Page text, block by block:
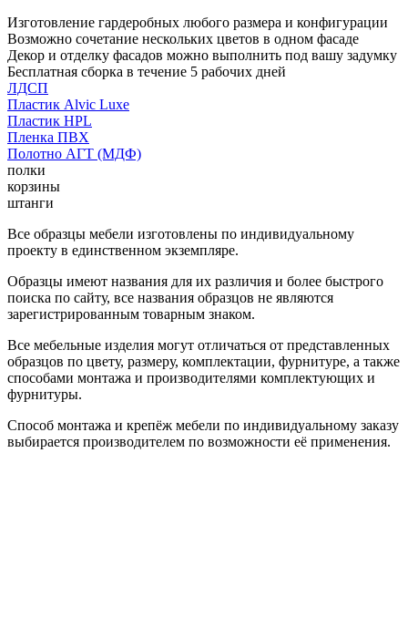
Изготовление гардеробных любого размера и конфигурации
Возможно сочетание нескольких цветов в одном фасаде
Декор и отделку фасадов можно выполнить под вашу задумку
Бесплатная сборка в течение 5 рабочих дней
ЛДСП
Пластик Alvic Luxe
Пластик HPL
Пленка ПВХ
Полотно АГТ (МДФ)
полки
корзины
штанги
Все образцы мебели изготовлены по индивидуальному
проекту в единственном экземпляре.
Образцы имеют названия для их различия и более быстрого
поиска по сайту, все названия образцов не являются
зарегистрированным товарным знаком.
Все мебельные изделия могут отличаться от представленных
образцов по цвету, размеру, комплектации, фурнитуре, а также
способами монтажа и производителями комплектующих и
фурнитуры.
Способ монтажа и крепёж мебели по индивидуальному заказу
выбирается производителем по возможности её применения.